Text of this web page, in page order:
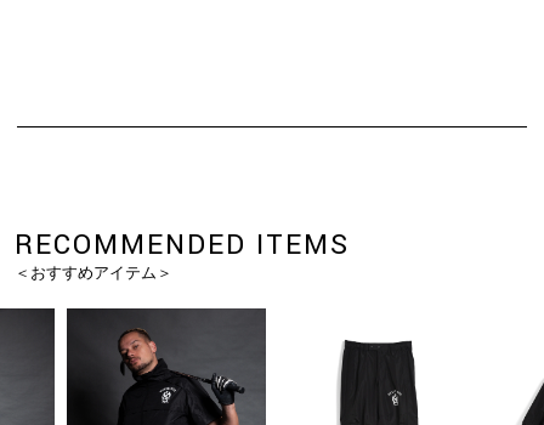
RECOMMENDED ITEMS
＜おすすめアイテム＞